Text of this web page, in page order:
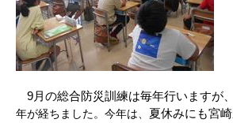
9月の総合防災訓練は毎年行いますが、
年が経ちました。今年は、 夏休みにも宮